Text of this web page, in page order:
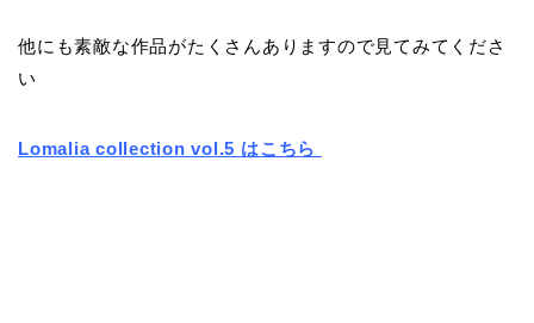
他にも素敵な作品がたくさんありますので見てみてくださ
い
Lomalia collection vol.5 はこちら